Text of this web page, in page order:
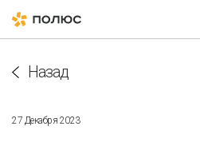
Назад
27 Декабря 2023